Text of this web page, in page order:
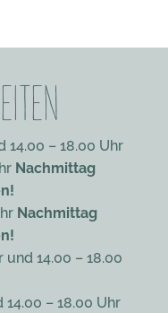
14.00 – 18.00 Uhr
Nachmittag
Nachmittag
und 14.00 – 18.00
14.00 – 18.00 Uhr